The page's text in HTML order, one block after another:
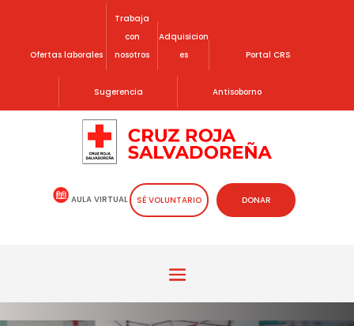
Ofertas laborales
Trabaja
con
nosotros
Adquisicion
es
Portal CRS
Sugerencia Antisoborno
AULA VIRTUAL SÉ VOLUNTARIO DONAR